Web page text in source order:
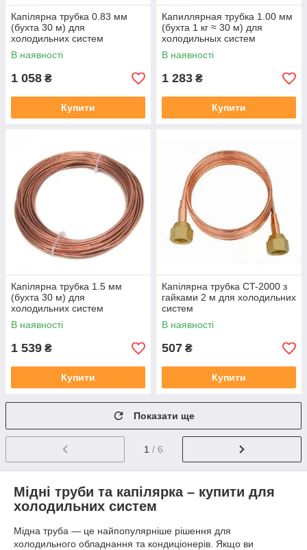
Капілярна трубка 0.83 мм
(бухта 30 м) для
холодильних систем
В наявності
1 058 ₴
Купити
Капиллярная трубка 1.00 мм
(бухта 1 кг ≈ 30 м) для
холодильных систем
В наявності
1 283 ₴
Купити
Капілярна трубка 1.5 мм
(бухта 30 м) для
холодильних систем
В наявності
1 539 ₴
Купити
Капілярна трубка CT-2000 з
гайками 2 м для холодильних
систем
В наявності
507 ₴
Купити
Показати ще
1 / 6
Мідні труби та капілярка – купити для
холодильних систем
Мідна труба — це найпопулярніше рішення для
холодильного обладнання та кондиціонерів. Якщо ви